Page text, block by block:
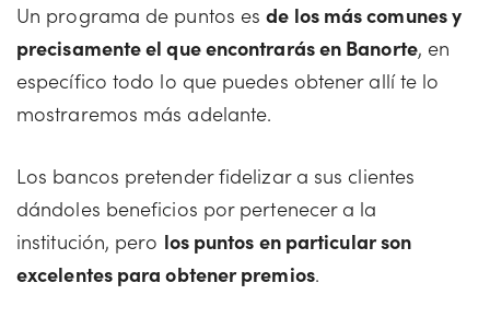
Un programa de puntos esde los más comunes y
precisamente el que encontrarás en Banorte, en
específico todo lo que puedes obtener allí te lo
mostraremos más adelante.
Los bancos pretender fidelizar a sus clientes
dándoles beneficios por pertenecer a la
institución, pero los puntos en particular son
excelentes para obtener premios.